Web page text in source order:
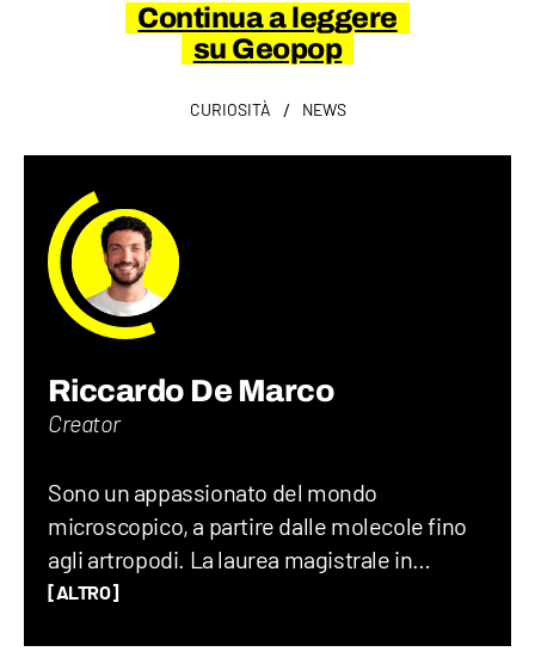
Continua a leggere
su Geopop
CURIOSITÀ / NEWS
Riccardo De Marco
Creator
Sono un appassionato del mondo
microscopico, a partire dalle molecole fino
agli artropodi. La laurea magistrale in
chimica mi ha permesso di avere gli
[ALTRO]